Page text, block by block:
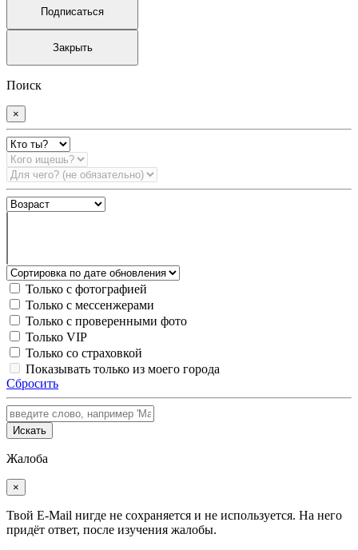
Подписаться
Закрыть
Поиск
×
Только с фотографией
Только с мессенжерами
Только с проверенными фото
Только VIP
Только со страховкой
Показывать только из моего города
Сбросить
Искать
Жалоба
×
Твой E-Mail нигде не сохраняется и не используется. На него
придёт ответ, после изучения жалобы.